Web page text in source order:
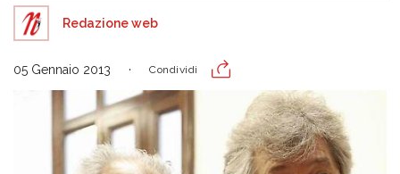
Redazione web
05 Gennaio 2013 Condividi